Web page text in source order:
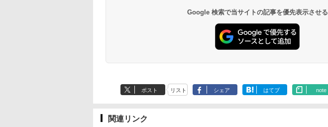
Google 検索で当サイトの記事を優先表示させる
ポスト リスト シェア はてブ note
関連リンク